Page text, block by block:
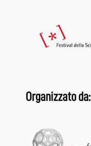
Organizzato da: